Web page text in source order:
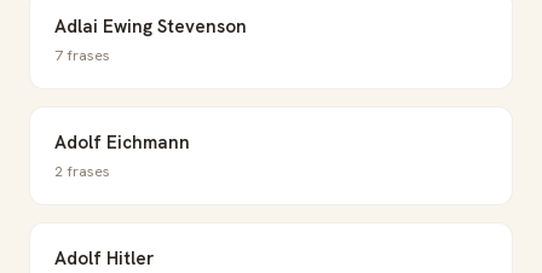
Adlai Ewing Stevenson
7 frases
Adolf Eichmann
2 frases
Adolf Hitler